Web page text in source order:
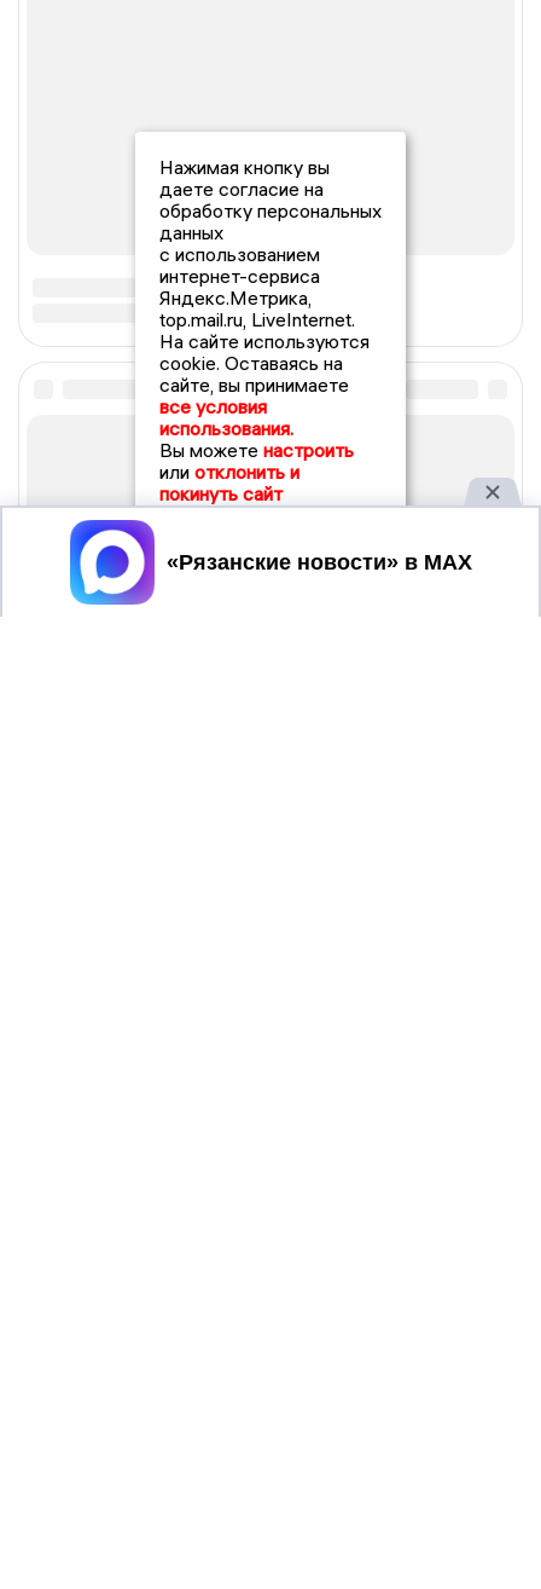
Нажимая кнопку вы
даете согласие на
обработку персональных
данных
с использованием
интернет-сервиса
Яндекс.Метрика,
top.mail.ru, LiveInternet.
На сайте используются
cookie. Оставаясь на
сайте, вы принимаете
все условия
использования.
Вы можете настроить
или отклонить и
покинуть сайт
Принять